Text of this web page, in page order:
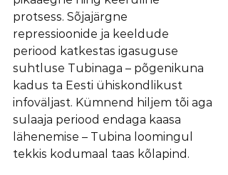
protsess. Sõjajärgne
repressioonide ja keeldude
periood katkestas igasuguse
suhtluse Tubinaga – põgenikuna
kadus ta Eesti ühiskondlikust
infoväljast. Kümnend hiljem tõi aga
sulaaja periood endaga kaasa
lähenemise – Tubina loomingul
tekkis kodumaal taas kõlapind.